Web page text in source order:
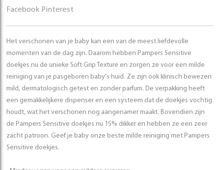
Facebook Pinterest
Het verschonen van je baby kan een van de meest liefdevolle
momenten van de dag zijn. Daarom hebben Pampers Sensitive
doekjes nu de unieke Soft Grip Texture en zorgen ze voor een milde
reiniging van je pasgeboren baby's huid. Ze zijn ook klinisch bewezen
mild, dermatologisch getest en zonder parfum. De verpakking heeft
een gemakkelijkere dispenser en een systeem dat de doekjes vochtig
houdt, wat het verschonen nog aangenamer maakt. Bovendien zijn
de Pampers Sensitive doekjes nu 15% dikker en hebben ze een zeer
zacht patroon. Geef je baby onze beste milde reiniging met Pampers
Sensitive doekjes.